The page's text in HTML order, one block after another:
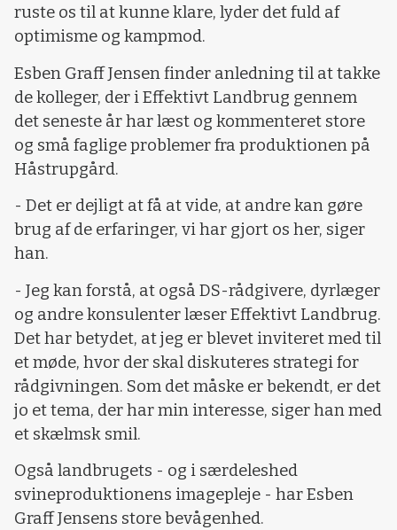
ruste os til at kunne klare, lyder det fuld af
optimisme og kampmod.
Esben Graff Jensen finder anledning til at takke
de kolleger, der i Effektivt Landbrug gennem
det seneste år har læst og kommenteret store
og små faglige problemer fra produktionen på
Håstrupgård.
- Det er dejligt at få at vide, at andre kan gøre
brug af de erfaringer, vi har gjort os her, siger
han.
- Jeg kan forstå, at også DS-rådgivere, dyrlæger
og andre konsulenter læser Effektivt Landbrug.
Det har betydet, at jeg er blevet inviteret med til
et møde, hvor der skal diskuteres strategi for
rådgivningen. Som det måske er bekendt, er det
jo et tema, der har min interesse, siger han med
et skælmsk smil.
Også landbrugets - og i særdeleshed
svineproduktionens imagepleje - har Esben
Graff Jensens store bevågenhed.